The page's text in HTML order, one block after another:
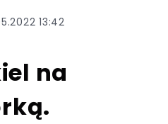
13:42
na